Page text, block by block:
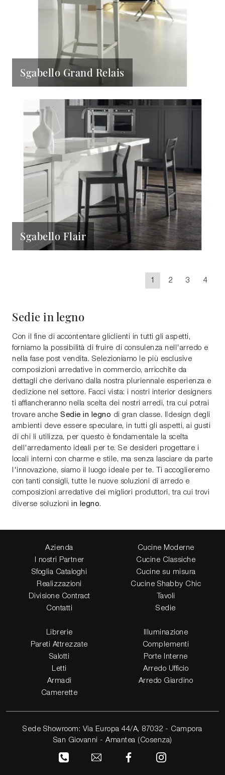
Sgabello Grand Relais
Sgabello Flair
1 2 3 4
Sedie in legno
Con il fine di accontentare gliclienti in tutti gli aspetti,
forniamo la possibilità di fruire di consulenza nell'arredo e
nella fase post vendita. Selezioniamo le più esclusive
composizioni arredative in commercio, arricchite da
dettagli che derivano dalla nostra pluriennale esperienza e
dedizione nel settore. Facci vista: i nostri interior designers
ti affiancheranno nella scelta dei nostri arredi, tra cui potrai
trovare anche Sedie in legno di gran classe. Ildesign degli
ambienti deve essere speculare, in tutti gli aspetti, ai gusti
di chi li utilizza, per questo è fondamentale la scelta
dell'arredamento ideali per te. Se desideri progettare i
locali interni con charme e stile, ma senza lasciare da parte
l'innovazione, siamo il luogo ideale per te. Ti accoglieremo
con tanti consigli, tutte le nuove soluzioni di arredo e
composizioni arredative dei migliori produttori, tra cui trovi
diverse soluzioni in legno.
Azienda
I nostri Partner
Sfoglia Cataloghi
Realizzazioni
Divisione Contract
Contatti
Cucine Moderne
Cucine Classiche
Cucine su misura
Cucine Shabby Chic
Tavoli
Sedie
Librerie
Pareti Attrezzate
Salotti
Letti
Armadi
Camerette
Illuminazione
Complementi
Porte Interne
Arredo Ufficio
Arredo Giardino
Sede Showroom: Via Europa 44/A, 87032 - Campora
San Giovanni - Amantea (Cosenza)